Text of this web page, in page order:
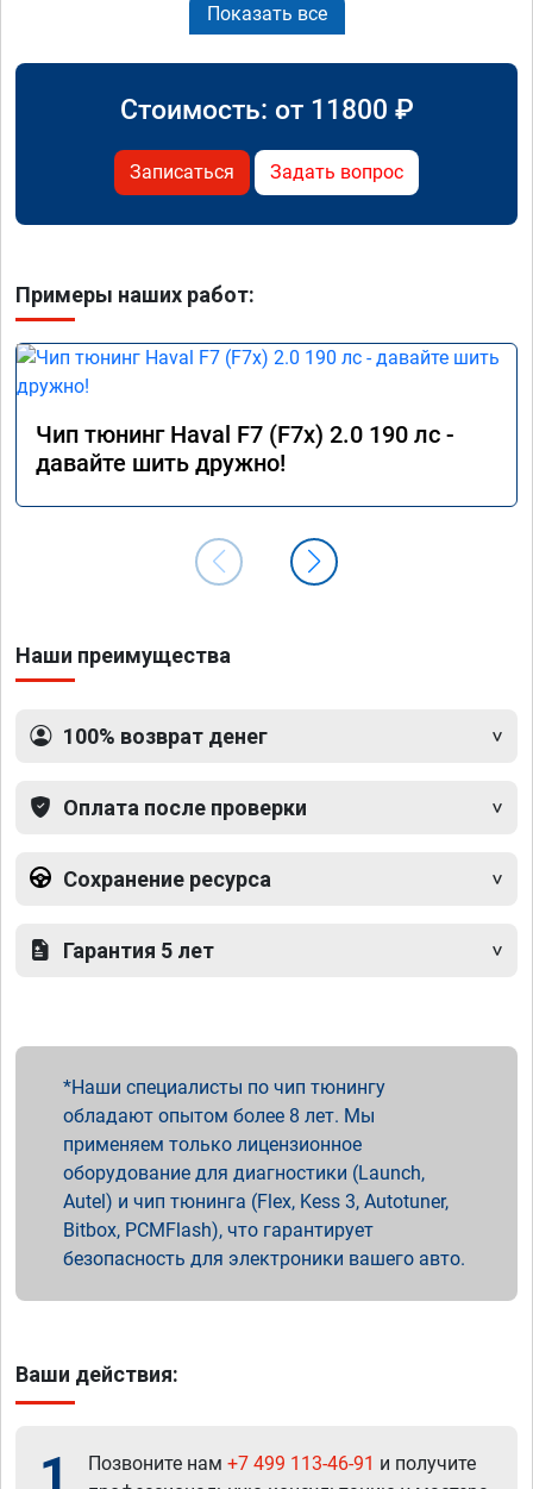
Показать все
Стоимость: от 11800 ₽
Записаться Задать вопрос
Примеры наших работ:
Чип тюнинг Haval F7 (F7x) 2.0 190 лс -
давайте шить дружно!
Наши преимущества
100% возврат денег
Оплата после проверки
Сохранение ресурса
Гарантия 5 лет
Наши специалисты по чип тюнингу
обладают опытом более 8 лет. Мы
применяем только лицензионное
оборудование для диагностики (Launch,
Autel) и чип тюнинга (Flex, Kess 3, Autotuner,
Bitbox, PCMFlash), что гарантирует
безопасность для электроники вашего авто.
Ваши действия:
1 Позвоните нам +7 499 113-46-91 и получите